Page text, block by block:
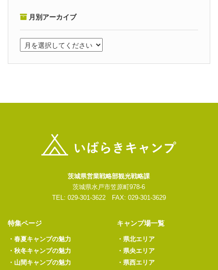
月別アーカイブ
茨城県営業戦略部観光戦略課
茨城県水戸市笠原町978-6
TEL: 029-301-3622 FAX: 029-301-3629
特集ページ
・ 春夏キャンプの魅力
・ 秋冬キャンプの魅力
・ 山間キャンプの魅力
キャンプ場一覧
・ 県北エリア
・ 県央エリア
・ 県西エリア